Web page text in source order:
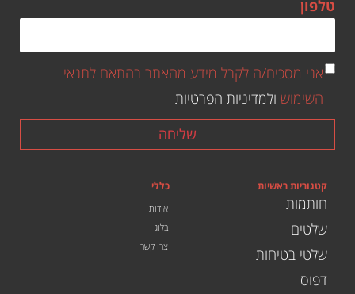
טלפון
אני מסכים/ה לקבל מידע מהאתר בהתאם לתנאי
השימוש ולמדיניות הפרטיות
שליחה
קטגוריות ראשיות
חותמות
שלטים
שלטי בטיחות
דפוס
כללי
אודות
בלוג
צרו קשר